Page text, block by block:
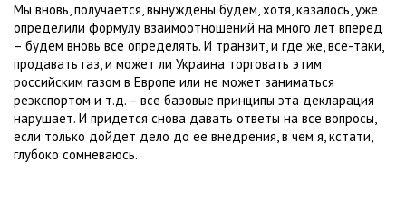
Мы вновь, получается, вынуждены будем, хотя, казалось, уже
определили формулу взаимоотношений на много лет вперед
– будем вновь все определять. И транзит, и где же, все-таки,
продавать газ, и может ли Украина торговать этим
российским газом в Европе или не может заниматься
реэкспортом и т.д. – все базовые принципы эта декларация
нарушает. И придется снова давать ответы на все вопросы,
если только дойдет дело до ее внедрения, в чем я, кстати,
глубоко сомневаюсь.